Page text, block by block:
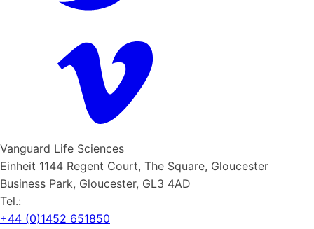
Vanguard Life Sciences
Einheit 1144 Regent Court, The Square, Gloucester
Business Park, Gloucester, GL3 4AD
Tel.:
+44 (0)1452 651850